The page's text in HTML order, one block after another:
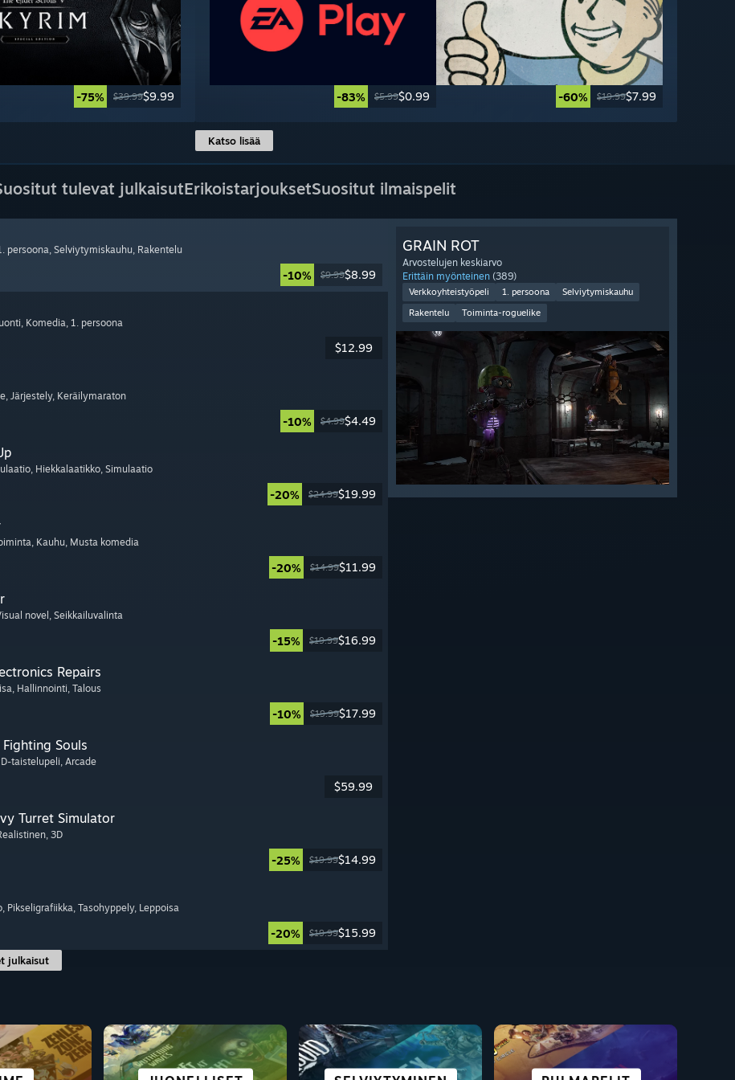
-75% $39.99$9.99 -83% $5.99$0.99 -60% $19.99$7.99
Katso lisää
tulevat julkaisutErikoistarjouksetSuositut ilmaispelit
persoona, Selviytymiskauhu, Rakentelu
-10% $9.99$8.99
, Komedia, 1. persoona
$12.99
, Järjestely, Keräilymaraton
-10% $4.99$4.49
, Hiekkalaatikko, Simulaatio
-20% $24.99$19.99
, Kauhu, Musta komedia
-20% $14.99$11.99
novel , Seikkailuvalinta
-15% $19.99$16.99
Repairs
, Hallinnointi, Talous
-10% $19.99$17.99
Fighting Souls
taistelupeli, Arcade
$59.99
Turret Simulator
, 3D
-25% $19.99$14.99
, Pikseligrafiikka, Tasohyppely, Leppoisa
-20% $19.99$15.99
julkaisut
GRAIN ROT
Arvostelujen keskiarvo
Erittäin myönteinen (389)
Verkkoyhteistyöpeli 1. persoona
Selviytymiskauhu
Rakentelu
Toiminta-roguelike
KAUPUNKI JA